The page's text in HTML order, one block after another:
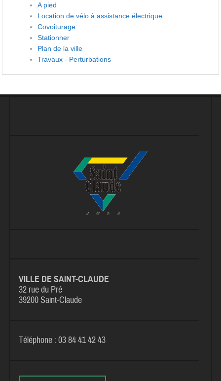
A pied
Location de vélo à assistance électrique
Covoiturage
Stationner
Plan de la ville
Travaux - Perturbations
VILLE DE SAINT-CLAUDE
32 rue du Pré
39200 Saint-Claude
Téléphone : 03 84 41 42 43